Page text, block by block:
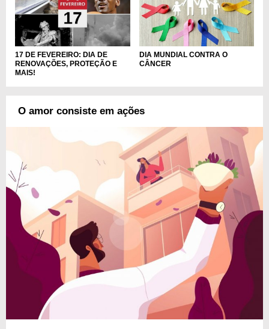
17 DE FEVEREIRO: DIA DE
RENOVAÇÕES, PROTEÇÃO E
MAIS!
DIA MUNDIAL CONTRA O
CÂNCER
O amor consiste em ações